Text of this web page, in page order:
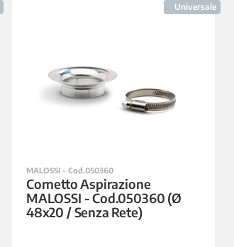
Universale
MALOSSI - Cod.050360
Cornetto Aspirazione
MALOSSI - Cod.050360 (Ø
48x20 / Senza Rete)